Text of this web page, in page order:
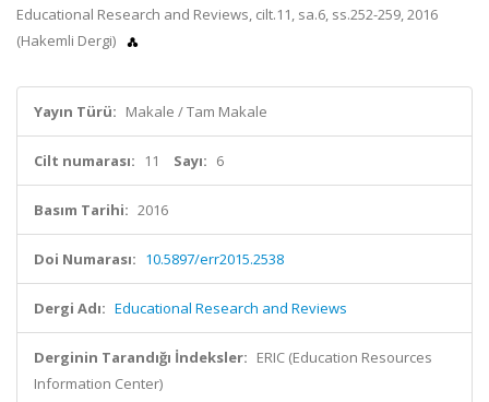
Educational Research and Reviews, cilt.11, sa.6, ss.252-259, 2016
(Hakemli Dergi)
Yayın Türü: Makale / Tam Makale
Cilt numarası: 11 Sayı: 6
Basım Tarihi: 2016
Doi Numarası: 10.5897/err2015.2538
Dergi Adı: Educational Research and Reviews
Derginin Tarandığı İndeksler: ERIC (Education Resources
Information Center)